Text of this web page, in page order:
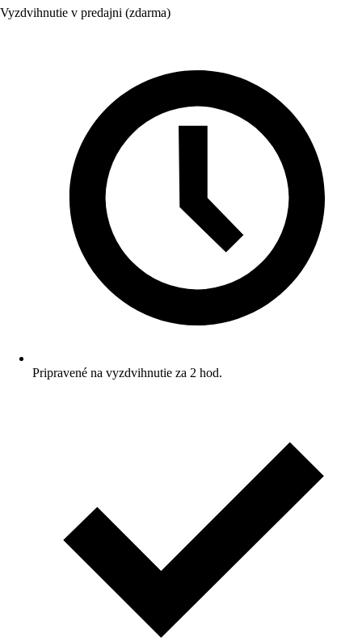
Vyzdvihnutie v predajni (zdarma)
Pripravené na vyzdvihnutie za 2 hod.